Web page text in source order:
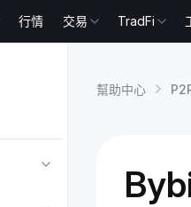
行情 交易 TradFi
幫助中心